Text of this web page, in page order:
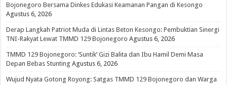
Bojonegoro Bersama Dinkes Edukasi Keamanan Pangan di Kesongo
Agustus 6, 2026
Derap Langkah Patriot Muda di Lintas Beton Kesongo: Pembuktian Sinergi
TNI-Rakyat Lewat TMMD 129 Bojonegoro Agustus 6, 2026
TMMD 129 Bojonegoro: ‘Suntik’ Gizi Balita dan Ibu Hamil Demi Masa
Depan Bebas Stunting Agustus 6, 2026
Wujud Nyata Gotong Royong: Satgas TMMD 129 Bojonegoro dan Warga